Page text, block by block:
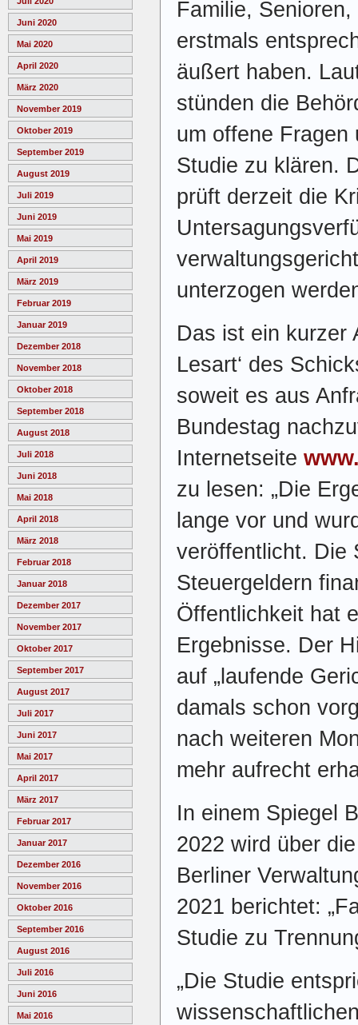
Juni 2020
Mai 2020
April 2020
März 2020
November 2019
Oktober 2019
September 2019
August 2019
Juli 2019
Juni 2019
Mai 2019
April 2019
März 2019
Februar 2019
Januar 2019
Dezember 2018
November 2018
Oktober 2018
September 2018
August 2018
Juli 2018
Juni 2018
Mai 2018
April 2018
März 2018
Februar 2018
Januar 2018
Dezember 2017
November 2017
Oktober 2017
September 2017
August 2017
Juli 2017
Juni 2017
Mai 2017
April 2017
März 2017
Februar 2017
Januar 2017
Dezember 2016
November 2016
Oktober 2016
September 2016
August 2016
Juli 2016
Juni 2016
Mai 2016
Familie,
erstmals
äußert haben.
stünden die
um offene Fragen
Studie zu klären.
prüft derzeit die
unterzogen
Das ist ein kurzer
Lesart‘ des
soweit es aus
Bundestag
Internetseite
zu lesen: „Die
lange vor und
veröffentlicht. Die
Steuergeldern
Öffentlichkeit hat
Ergebnisse. Der
auf „laufende
damals schon
nach weiteren
mehr aufrecht
In einem Spiegel
2022 wird über
Berliner
2021 berichtet:
Studie zu
„Die Studie